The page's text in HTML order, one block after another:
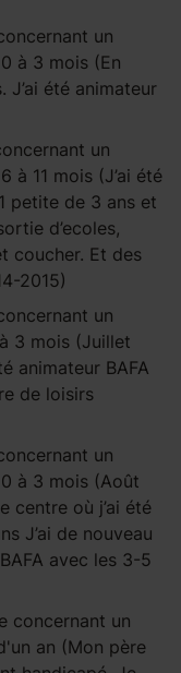
un
à 3 mois (En
été animateur
un
à 11 mois (J’ai été
petite de 3 ans et
d’ecoles,
coucher. Et des
2015)
un
3 mois (Juillet
animateur BAFA
de loisirs
un
à 3 mois (Août
centre où j’ai été
J’ai de nouveau
avec les 3-5
concernant un
an (Mon père